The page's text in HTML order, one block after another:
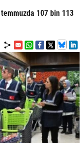
temmuzda 107 bin 113